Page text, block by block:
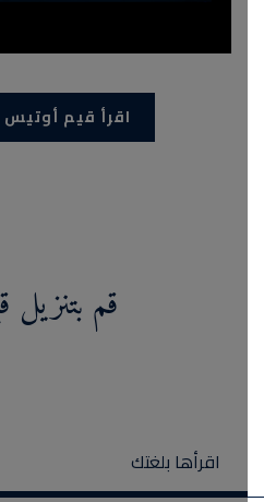
اقرأ قيم أوتيس
قم بتنزيل
اقرأها بلغتك